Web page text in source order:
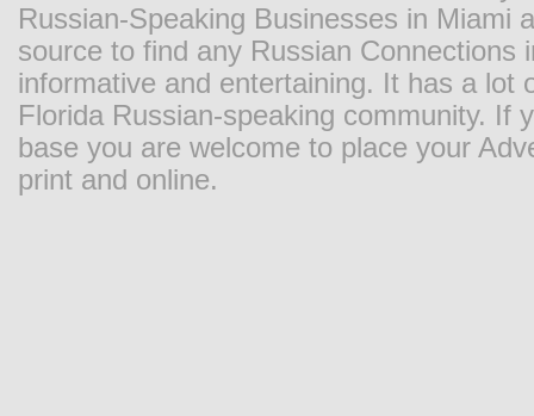
Russian-Speaking Businesses in Miami
source to find any Russian
informative and entertaining. It has a
Florida Russian-speaking community. If
base you are welcome to place your
print and online.